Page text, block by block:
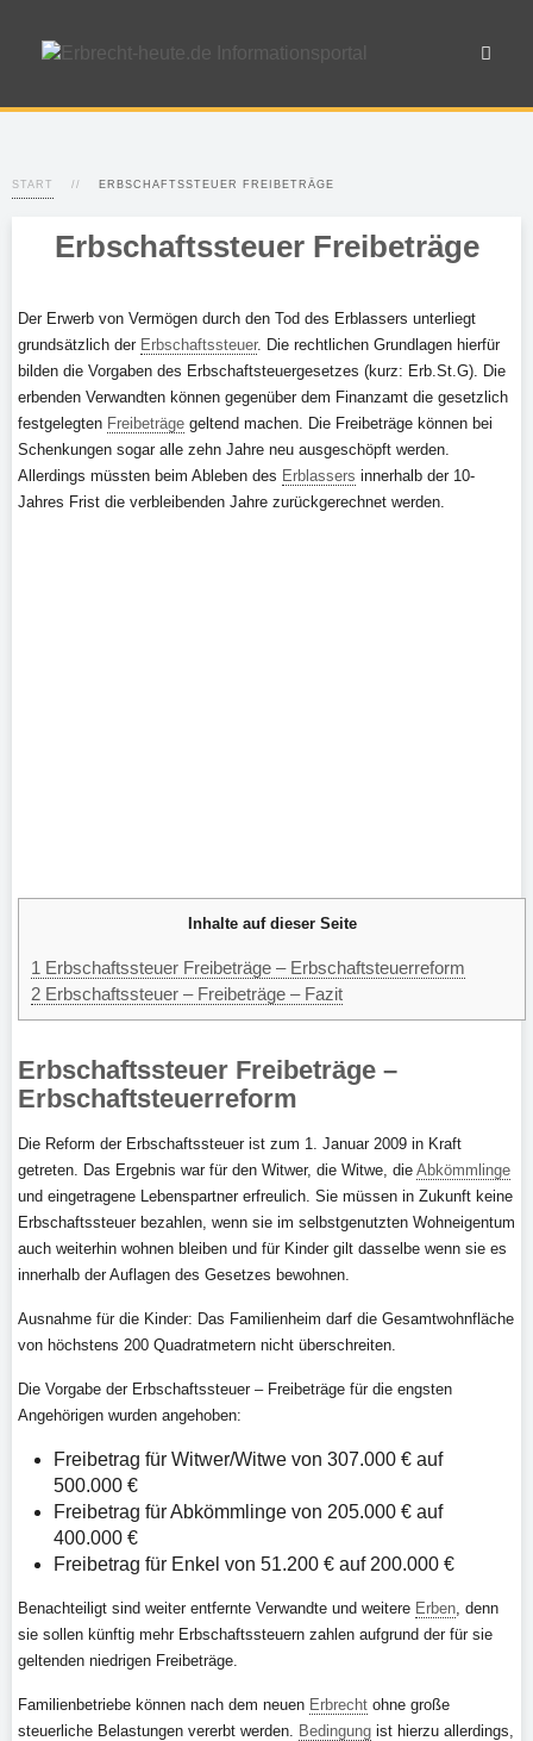
START ERBSCHAFTSSTEUER FREIBETRÄGE
Erbschaftssteuer Freibeträge
Der Erwerb von Vermögen durch den Tod des Erblassers unterliegt
grundsätzlich der Erbschaftssteuer. Die rechtlichen Grundlagen hierfür
bilden die Vorgaben des Erbschaftsteuergesetzes (kurz: Erb.St.G). Die
erbenden Verwandten können gegenüber dem Finanzamt die gesetzlich
festgelegten Freibeträge geltend machen. Die Freibeträge können bei
Schenkungen sogar alle zehn Jahre neu ausgeschöpft werden.
Allerdings müssten beim Ableben des Erblassers innerhalb der 10-
Jahres Frist die verbleibenden Jahre zurückgerechnet werden.
Inhalte auf dieser Seite
1 Erbschaftssteuer Freibeträge – Erbschaftsteuerreform
2 Erbschaftssteuer – Freibeträge – Fazit
Erbschaftssteuer Freibeträge –
Erbschaftsteuerreform
Die Reform der Erbschaftssteuer ist zum 1. Januar 2009 in Kraft
getreten. Das Ergebnis war für den Witwer, die Witwe, die Abkömmlinge
und eingetragene Lebenspartner erfreulich. Sie müssen in Zukunft keine
Erbschaftssteuer bezahlen, wenn sie im selbstgenutzten Wohneigentum
auch weiterhin wohnen bleiben und für Kinder gilt dasselbe wenn sie es
innerhalb der Auflagen des Gesetzes bewohnen.
Ausnahme für die Kinder: Das Familienheim darf die Gesamtwohnfläche
von höchstens 200 Quadratmetern nicht überschreiten.
Die Vorgabe der Erbschaftssteuer – Freibeträge für die engsten
Angehörigen wurden angehoben:
Freibetrag für Witwer/Witwe von 307.000 € auf
500.000 €
Freibetrag für Abkömmlinge von 205.000 € auf
400.000 €
Freibetrag für Enkel von 51.200 € auf 200.000 €
Benachteiligt sind weiter entfernte Verwandte und weitere Erben, denn
sie sollen künftig mehr Erbschaftssteuern zahlen aufgrund der für sie
geltenden niedrigen Freibeträge.
Familienbetriebe können nach dem neuen Erbrecht ohne große
steuerliche Belastungen vererbt werden. Bedingung ist hierzu allerdings,